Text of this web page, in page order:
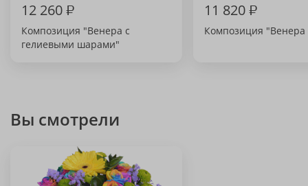
12 260₽
Композиция "Венера с
гелиевыми шарами"
11 820₽
Композиция "Венера
Вы смотрели